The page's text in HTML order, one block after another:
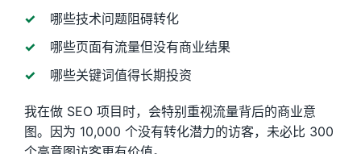
哪些技术问题阻碍转化
哪些页面有流量但没有商业结果
哪些关键词值得长期投资
我在做 SEO 项目时，会特别重视流量背后的商业意
图。因为 10,000 个没有转化潜力的访客，未必比 300